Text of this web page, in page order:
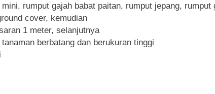
rumput gajah babat paitan, rumput jepang, rumput
cover, kemudian
1 meter, selanjutnya
berbatang dan berukuran tinggi